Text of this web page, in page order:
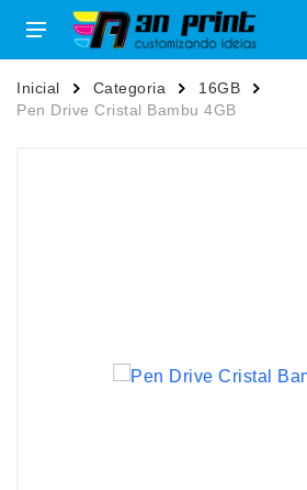
Inicial Categoria
16GB
Pen Drive Cristal Bambu 4GB